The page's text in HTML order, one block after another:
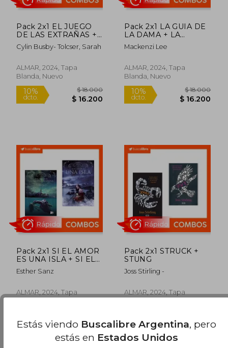
10%
dcto.
$ 18.000
$ 16.200
Rápido
10%
dcto.
Rápido
Pack 2x1 EL JUEGO
DE LAS EXTRAÑAS +
EL SUSURRO DE LA
MAREA
Cylin Busby- Tolcser, Sarah
ALMAR, 2024, Tapa
Blanda, Nuevo
Rápido
Pack 2x1 LA GUIA DE
LA DAMA + LA
IMPROBABLE
TEORIA DE ANA Y
Mackenzi Lee
ALMAR, 2024, Tapa
Blanda, Nuevo
Rápido
Pack 2x1 SI EL AMOR
ES UNA ISLA + SI EL
AMOR ES UN CANTO
DE SIRENA
Esther Sanz
ALMAR, 2024, Tapa
Pack 2x1 STRUCK +
STUNG
Joss Stirling -
ALMAR, 2024, Tapa
Estás viendo Buscalibre Argentina, pero
estás en Estados Unidos